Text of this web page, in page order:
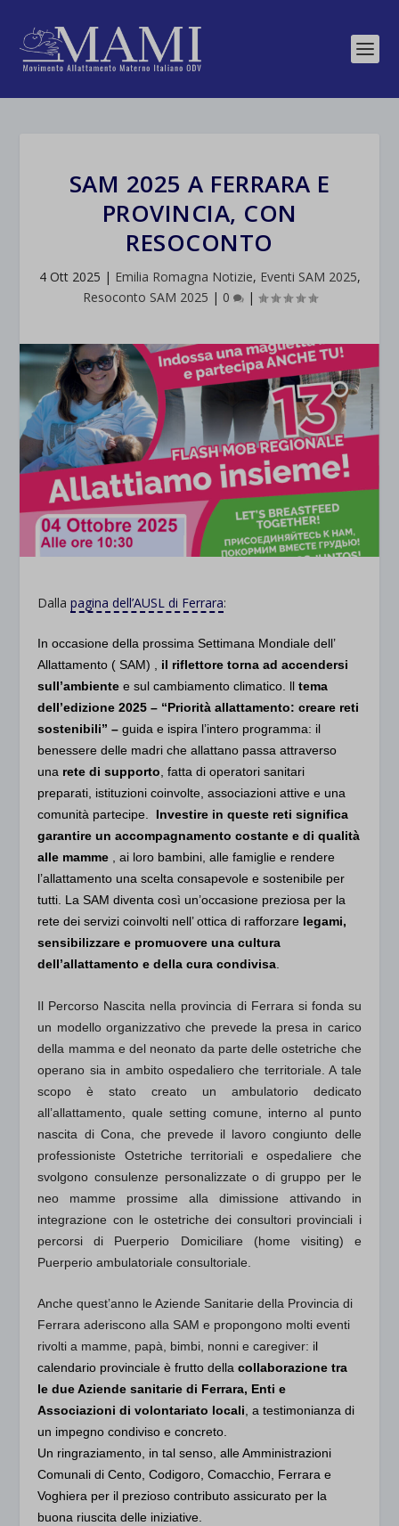
SAM 2025 A FERRARA E
PROVINCIA, CON
RESOCONTO
4 Ott 2025 | Emilia Romagna Notizie, Eventi SAM 2025,
Resoconto SAM 2025 | 0 |
Dallapagina dell’AUSL di Ferrara:
In occasione della prossima Settimana Mondiale dell’
Allattamento ( SAM) , il riflettore torna ad accendersi
sull’ambiente e sul cambiamento climatico. lltema
dell’edizione 2025 – “Priorità allattamento: creare reti
sostenibili” – guida e ispira l’intero programma: il
benessere delle madri che allattano passa attraverso
una rete di supporto, fatta di operatori sanitari
preparati, istituzioni coinvolte, associazioni attive e una
comunità partecipe. Investire in queste reti significa
garantire un accompagnamento costante e di qualità
alle mamme , ai loro bambini, alle famiglie e rendere
l’allattamento una scelta consapevole e sostenibile per
tutti. La SAM diventa così un’occasione preziosa per la
rete dei servizi coinvolti nell’ ottica di rafforzare legami,
sensibilizzare e promuovere una cultura
dell’allattamento e della cura condivisa.
Il Percorso Nascita nella provincia di Ferrara si fonda su
un modello organizzativo che prevede la presa in carico
della mamma e del neonato da parte delle ostetriche che
operano sia in ambito ospedaliero che territoriale. A tale
scopo è stato creato un ambulatorio dedicato
all’allattamento, quale setting comune, interno al punto
nascita di Cona, che prevede il lavoro congiunto delle
professioniste Ostetriche territoriali e ospedaliere che
svolgono consulenze personalizzate o di gruppo per le
neo mamme prossime alla dimissione attivando in
integrazione con le ostetriche dei consultori provinciali i
percorsi di Puerperio Domiciliare (home visiting) e
Puerperio ambulatoriale consultoriale.
Anche quest’anno le Aziende Sanitarie della Provincia di
Ferrara aderiscono alla SAM e propongono molti eventi
rivolti a mamme, papà, bimbi, nonni e caregiver: il
calendario provinciale è frutto dellacollaborazione tra
le due Aziende sanitarie di Ferrara, Enti e
Associazioni di volontariato locali , a testimonianza di
un impegno condiviso e concreto.
Un ringraziamento, in tal senso, alle Amministrazioni
Comunali di Cento, Codigoro, Comacchio, Ferrara e
Voghiera per il prezioso contributo assicurato per la
buona riuscita delle iniziative.